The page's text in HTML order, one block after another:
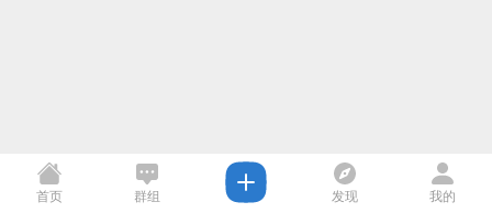
首页 群组 发现 我的